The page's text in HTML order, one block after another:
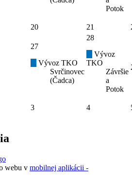
Potok
20 21
27
Vývoz TKO
Svrčinovec
(Čadca)
28
Vývoz
TKO
Závršie
a
Potok
3 4
webu v mobilnej aplikácii -